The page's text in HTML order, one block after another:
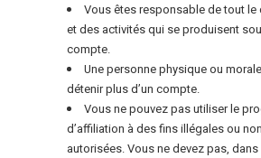
Vous êtes responsable de tout
et des activités qui se produisent
compte.
Une personne physique ou
détenir plus d’un compte.
Vous ne pouvez pas utiliser le
d’affiliation à des fins illégales ou non
autorisées. Vous ne devez pas, dans